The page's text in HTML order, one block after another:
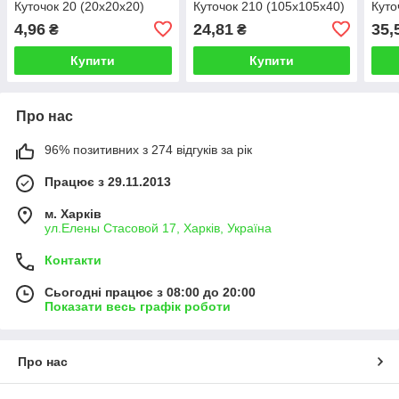
Куточок 20 (20х20х20)
4,96 ₴
Купити
Куточок 210 (105х105х40)
24,81₴
Купити
Про нас
96% позитивних з 274 відгуків за рік
Працює з 29.11.2013
м. Харків
ул.Елены Стасовой 17, Харків, Україна
Контакти
Сьогодні працює з 08:00 до 20:00
Показати весь графік роботи
Про нас